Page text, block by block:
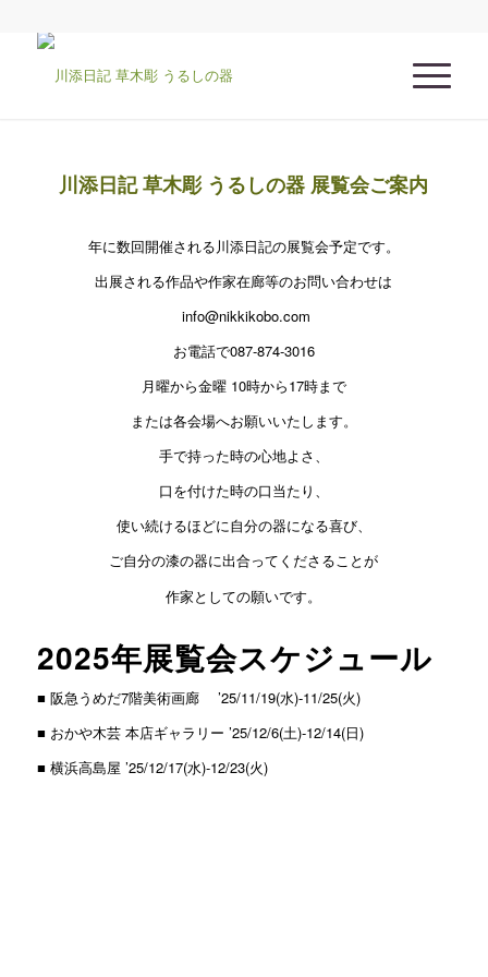
川添日記 草木彫 うるしの器 展覧会ご案内
年に数回開催される川添日記の展覧会予定です。
出展される作品や作家在廊等のお問い合わせは
info@nikkikobo.com
お電話で087-874-3016
月曜から金曜 10時から17時まで
または各会場へお願いいたします。
手で持った時の心地よさ、
口を付けた時の口当たり、
使い続けるほどに自分の器になる喜び、
ご自分の漆の器に出合ってくださることが
作家としての願いです。
2025年展覧会スケジュール
■ 阪急うめだ7階美術画廊 ’25/11/19(水)-11/25(火)
■ おかや木芸 本店ギャラリー ’25/12/6(土)-12/14(日)
■ 横浜高島屋 ’25/12/17(水)-12/23(火)